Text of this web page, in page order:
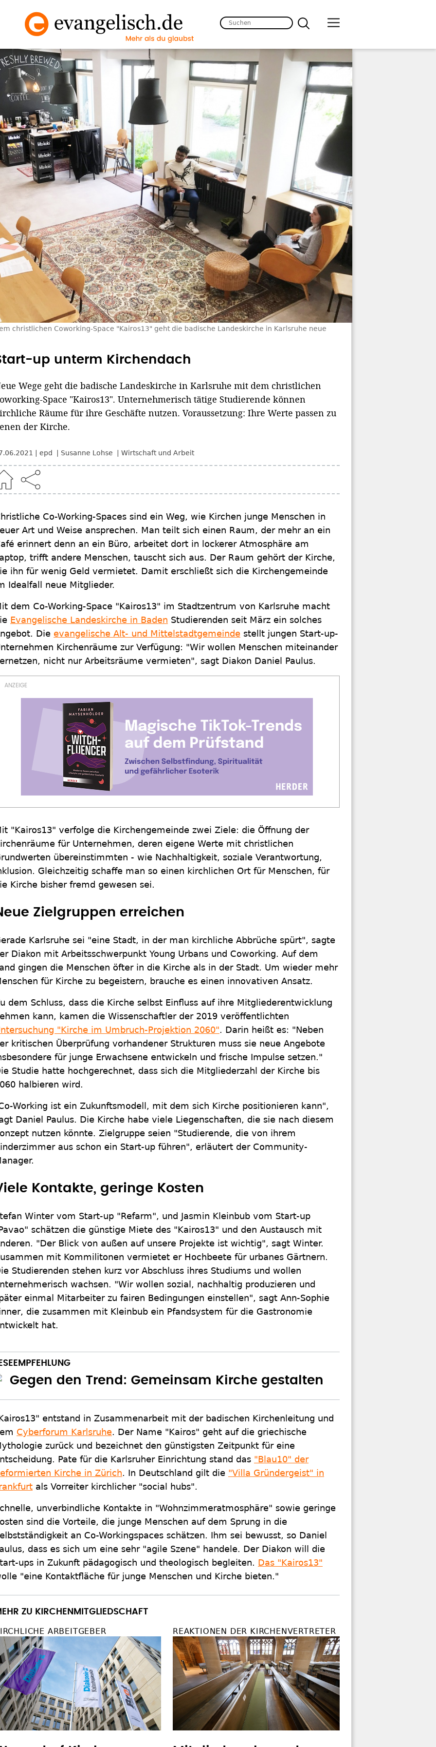
christlichen Coworking-Space "Kairos13" geht die badische Landeskirche in Karlsruhe neue
up unterm Kirchendach
Wege geht die badische Landeskirche in Karlsruhe mit dem christlichen
Space "Kairos13". Unternehmerisch tätige Studierende können
Räume für ihre Geschäfte nutzen. Voraussetzung: Ihre Werte passen zu
der Kirche.
epd Susanne Lohse Wirtschaft und Arbeit
Co-Working-Spaces sind ein Weg, wie Kirchen junge Menschen in
Art und Weise ansprechen. Man teilt sich einen Raum, der mehr an ein
erinnert denn an ein Büro, arbeitet dort in lockerer Atmosphäre am
trifft andere Menschen, tauscht sich aus. Der Raum gehört der Kirche,
ihn für wenig Geld vermietet. Damit erschließt sich die Kirchengemeinde
Idealfall neue Mitglieder.
dem Co-Working-Space "Kairos13" im Stadtzentrum von Karlsruhe macht
Evangelische Landeskirche in Baden Studierenden seit März ein solches
Die evangelische Alt- und Mittelstadtgemeinde stellt jungen Start-up-
Kirchenräume zur Verfügung: "Wir wollen Menschen miteinander
nicht nur Arbeitsräume vermieten", sagt Diakon Daniel Paulus.
"Kairos13" verfolge die Kirchengemeinde zwei Ziele: die Öffnung der
für Unternehmen, deren eigene Werte mit christlichen
übereinstimmten - wie Nachhaltigkeit, soziale Verantwortung,
Gleichzeitig schaffe man so einen kirchlichen Ort für Menschen, für
Kirche bisher fremd gewesen sei.
Zielgruppen erreichen
Karlsruhe sei "eine Stadt, in der man kirchliche Abbrüche spürt", sagte
Diakon mit Arbeitsschwerpunkt Young Urbans und Coworking. Auf dem
gingen die Menschen öfter in die Kirche als in der Stadt. Um wieder mehr
für Kirche zu begeistern, brauche es einen innovativen Ansatz.
dem Schluss, dass die Kirche selbst Einfluss auf ihre Mitgliederentwicklung
kann, kamen die Wissenschaftler der 2019 veröffentlichten
"Kirche im Umbruch-Projektion 2060". Darin heißt es: "Neben
kritischen Überprüfung vorhandener Strukturen muss sie neue Angebote
für junge Erwachsene entwickeln und frische Impulse setzen."
Studie hatte hochgerechnet, dass sich die Mitgliederzahl der Kirche bis
halbieren wird.
Working ist ein Zukunftsmodell, mit dem sich Kirche positionieren kann",
Daniel Paulus. Die Kirche habe viele Liegenschaften, die sie nach diesem
nutzen könnte. Zielgruppe seien "Studierende, die von ihrem
aus schon ein Start-up führen", erläutert der Community-
Kontakte, geringe Kosten
Winter vom Start-up "Refarm", und Jasmin Kleinbub vom Start-up
schätzen die günstige Miete des "Kairos13" und den Austausch mit
"Der Blick von außen auf unsere Projekte ist wichtig", sagt Winter.
mit Kommilitonen vermietet er Hochbeete für urbanes Gärtnern.
Studierenden stehen kurz vor Abschluss ihres Studiums und wollen
wachsen. "Wir wollen sozial, nachhaltig produzieren und
einmal Mitarbeiter zu fairen Bedingungen einstellen", sagt Ann-Sophie
die zusammen mit Kleinbub ein Pfandsystem für die Gastronomie
hat.
Gegen den Trend: Gemeinsam Kirche gestalten
entstand in Zusammenarbeit mit der badischen Kirchenleitung und
Cyberforum Karlsruhe. Der Name "Kairos" geht auf die griechische
zurück und bezeichnet den günstigsten Zeitpunkt für eine
Pate für die Karlsruher Einrichtung stand das "Blau10" der
Kirche in Zürich. In Deutschland gilt die "Villa Gründergeist" in
als Vorreiter kirchlicher "social hubs".
unverbindliche Kontakte in "Wohnzimmeratmosphäre" sowie geringe
sind die Vorteile, die junge Menschen auf dem Sprung in die
an Co-Workingspaces schätzen. Ihm sei bewusst, so Daniel
dass es sich um eine sehr "agile Szene" handele. Der Diakon will die
ups in Zukunft pädagogisch und theologisch begleiten. Das "Kairos13"
"eine Kontaktfläche für junge Menschen und Kirche bieten."
ZU KIRCHENMITGLIEDSCHAFT
ARBEITGEBER REAKTIONEN DER KIRCHENVERTRETER